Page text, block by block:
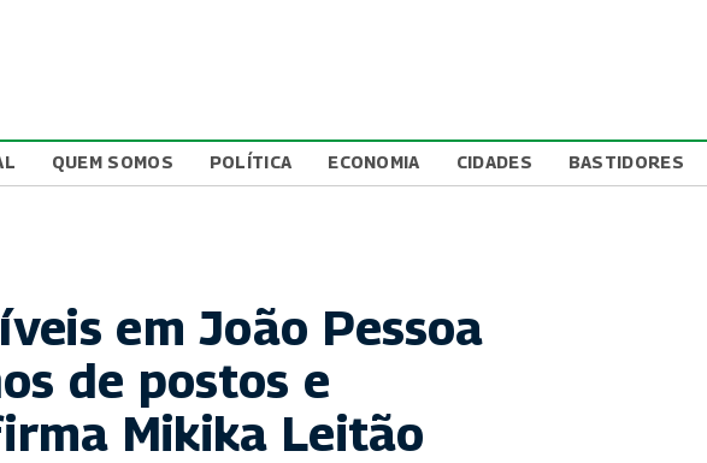
QUEM SOMOS POLÍTICA ECONOMIA CIDADES BASTIDORES
em João Pessoa
de postos e
Mikika Leitão